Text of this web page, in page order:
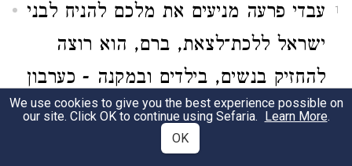
1
עבדי פרעה מניעים את מלכם להניח לבני
ישראל ללכת־לצאת, ברם, הוא רוצה
להחזיק בנשים, בילדים ובמקנה - כערבון
לשובם.
We use cookies to give you the best experience possible on
our site. Click OK to continue using Sefaria. Learn More.
OK